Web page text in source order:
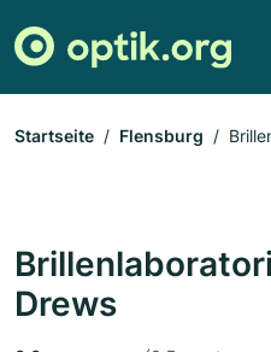
Startseite Flensburg
Drews